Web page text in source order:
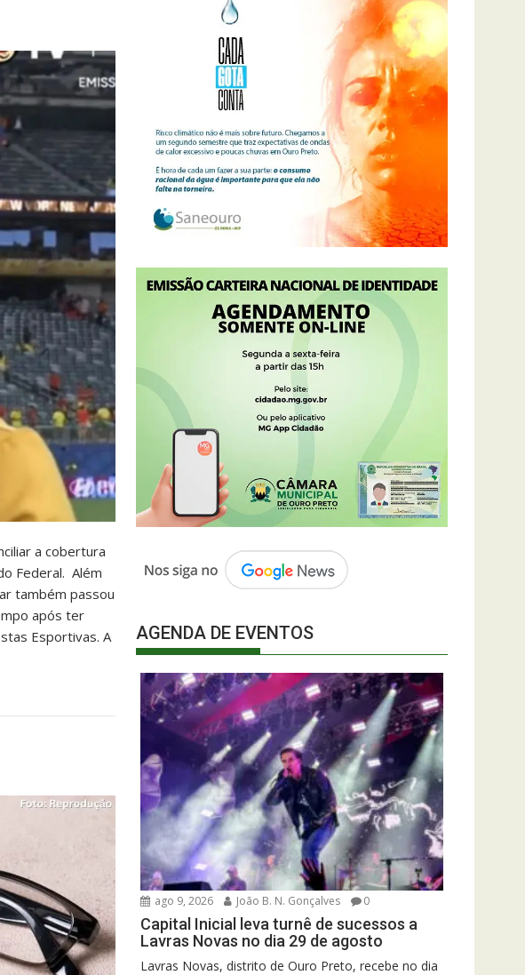
a cobertura
Federal. Além
também passou
após ter
Esportivas. A
AGENDA DE EVENTOS
ago 9, 2026 João B. N. Gonçalves 0
Capital Inicial leva turnê de sucessos a
Lavras Novas no dia 29 de agosto
Lavras Novas, distrito de Ouro Preto, recebe no dia